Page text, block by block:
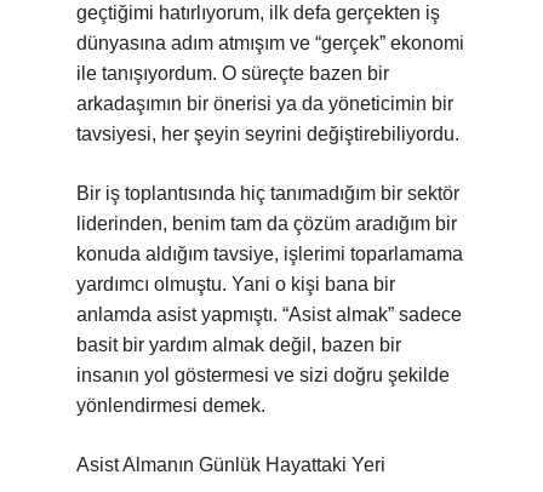
geçtiğimi hatırlıyorum, ilk defa gerçekten iş
dünyasına adım atmışım ve “gerçek” ekonomi
ile tanışıyordum. O süreçte bazen bir
arkadaşımın bir önerisi ya da yöneticimin bir
tavsiyesi, her şeyin seyrini değiştirebiliyordu.
Bir iş toplantısında hiç tanımadığım bir sektör
liderinden, benim tam da çözüm aradığım bir
konuda aldığım tavsiye, işlerimi toparlamama
yardımcı olmuştu. Yani o kişi bana bir
anlamda asist yapmıştı. “Asist almak” sadece
basit bir yardım almak değil, bazen bir
insanın yol göstermesi ve sizi doğru şekilde
yönlendirmesi demek.
Asist Almanın Günlük Hayattaki Yeri